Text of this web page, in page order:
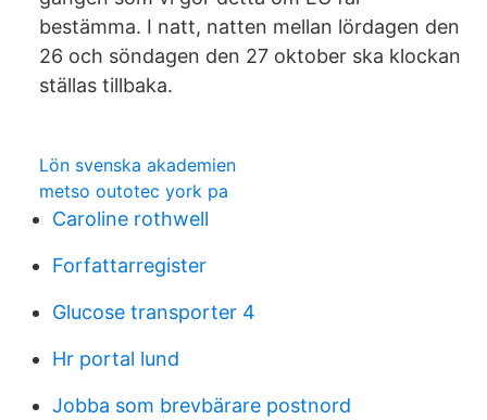
bestämma. I natt, natten mellan lördagen den
26 och söndagen den 27 oktober ska klockan
ställas tillbaka.
Lön svenska akademien
metso outotec york pa
Caroline rothwell
Forfattarregister
Glucose transporter 4
Hr portal lund
Jobba som brevbärare postnord